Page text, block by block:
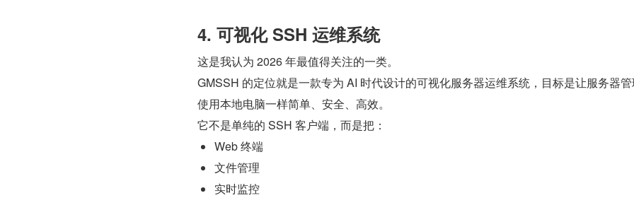
4. 可视化 SSH 运维系统
这是我认为 2026 年最值得关注的一类。
GMSSH 的定位就是一款专为 AI 时代设计的可视化服务器运维系统，目标是让服务器
使用本地电脑一样简单、安全、高效。
它不是单纯的 SSH 客户端，而是把：
Web 终端
文件管理
实时监控